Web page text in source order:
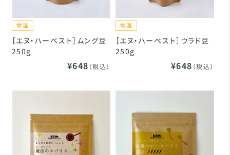
［エヌ・ハーベスト］ムング豆
250g
¥648 （税込）
［エヌ・ハーベスト］ウラド豆
250g
¥648 （税込）